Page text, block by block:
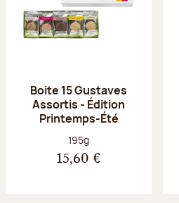
Boite 15 Gustaves
Assortis - Édition
Printemps-Été
Poids net :
195g
15,60 €